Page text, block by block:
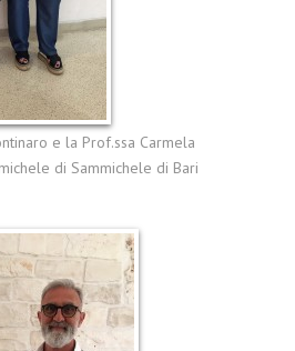
e la Prof.ssa Carmela
di Sammichele di Bari